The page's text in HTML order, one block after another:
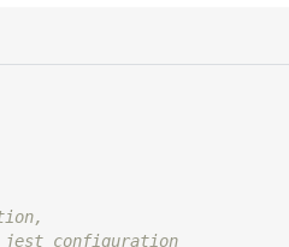
jest configuration